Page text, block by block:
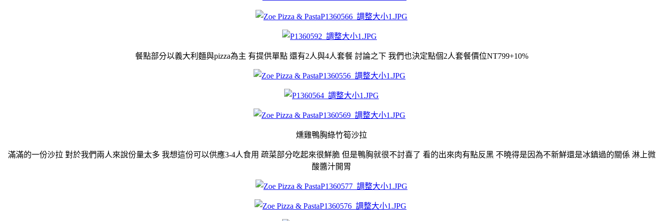
餐點部分以義大利麵與pizza為主 有提供單點 還有2人與4人套餐 討論之下 我們也決定點個2人套餐價位NT799+10%
燻雞鴨胸綠竹筍沙拉
滿滿的一份沙拉 對於我們兩人來說份量太多 我想這份可以供應3-4人食用 疏菜部分吃起來很鮮脆 但是鴨胸就很不討喜了 看的出來肉有點反黑 不曉得是因為不新鮮還是冰鎮過的關係 淋上微
酸醬汁開胃